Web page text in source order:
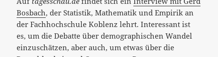
Bosbach, der Statistik, Mathematik und Empirik an
der Fachhochschule Koblenz lehrt. Interessant ist
es, um die Debatte über demographischen Wandel
einzuschätzen, aber auch, um etwas über die